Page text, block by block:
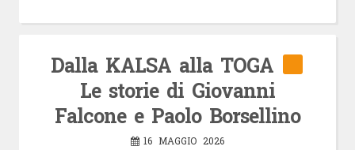
Dalla KALSA alla TOGA
Le storie di Giovanni
Falcone e Paolo Borsellino
16 MAGGIO 2026